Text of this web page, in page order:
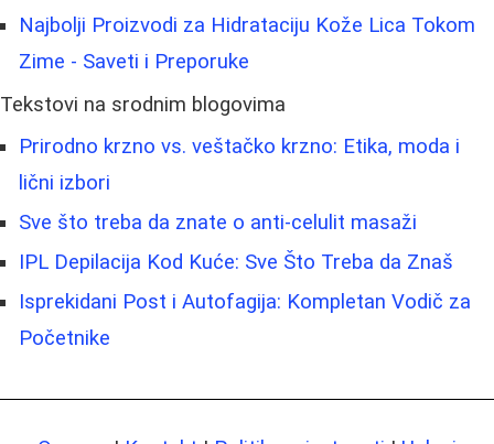
Najbolji Proizvodi za Hidrataciju Kože Lica Tokom
Zime - Saveti i Preporuke
Tekstovi na srodnim blogovima
Prirodno krzno vs. veštačko krzno: Etika, moda i
lični izbori
Sve što treba da znate o anti-celulit masaži
IPL Depilacija Kod Kuće: Sve Što Treba da Znaš
Isprekidani Post i Autofagija: Kompletan Vodič za
Početnike